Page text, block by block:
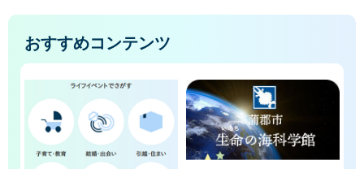
おすすめコンテンツ